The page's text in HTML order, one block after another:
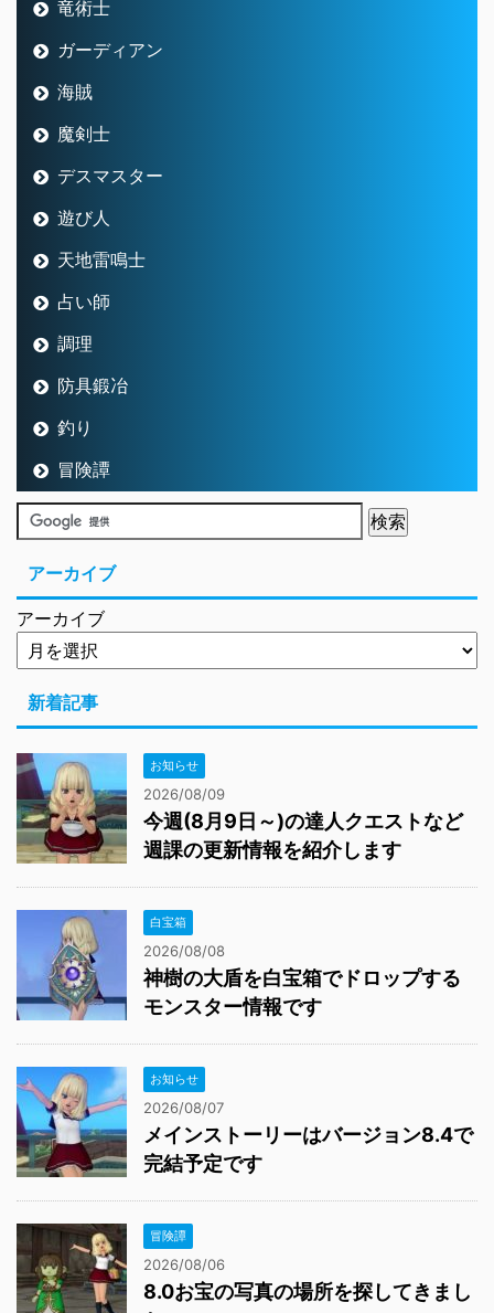
竜術士
ガーディアン
海賊
魔剣士
デスマスター
遊び人
天地雷鳴士
占い師
調理
防具鍛冶
釣り
冒険譚
アーカイブ
アーカイブ
新着記事
お知らせ
2026/08/09
今週(8月9日～)の達人クエストなど
週課の更新情報を紹介します
白宝箱
2026/08/08
神樹の大盾を白宝箱でドロップする
モンスター情報です
お知らせ
2026/08/07
メインストーリーはバージョン8.4で
完結予定です
冒険譚
2026/08/06
8.0お宝の写真の場所を探してきまし